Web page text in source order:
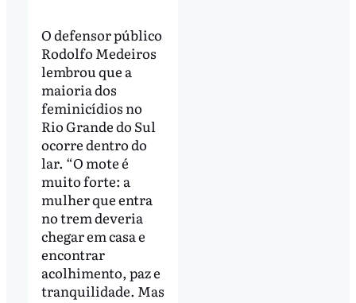
O defensor público
Rodolfo Medeiros
lembrou que a
maioria dos
feminicídios no
Rio Grande do Sul
ocorre dentro do
lar. “O mote é
muito forte: a
mulher que entra
no trem deveria
chegar em casa e
encontrar
acolhimento, paz e
tranquilidade. Mas